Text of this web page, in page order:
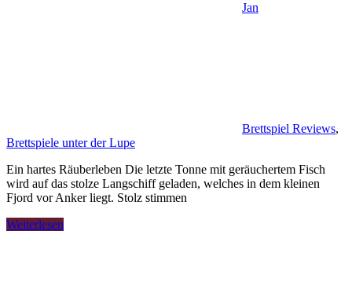
Jan
Brettspiel Reviews,
Brettspiele unter der Lupe
Ein hartes Räuberleben Die letzte Tonne mit geräuchertem Fisch
wird auf das stolze Langschiff geladen, welches in dem kleinen
Fjord vor Anker liegt. Stolz stimmen
Weiterlesen